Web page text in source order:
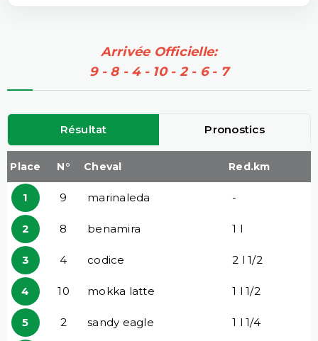
Arrivée Officielle:
9 - 8 - 4 - 10 - 2 - 6 - 7
Résultat Pronostics
Place N° Cheval Red.km
1 9 marinaleda -
2 8 benamira 1 l
3 4 codice 2 l 1/2
4 10 mokka latte 1 l 1/2
5 2 sandy eagle 1 l 1/4